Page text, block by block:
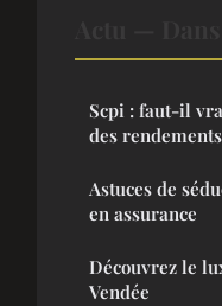
Scpi : faut-il
des
Astuces de
en assurance
Découvrez le
Vendée